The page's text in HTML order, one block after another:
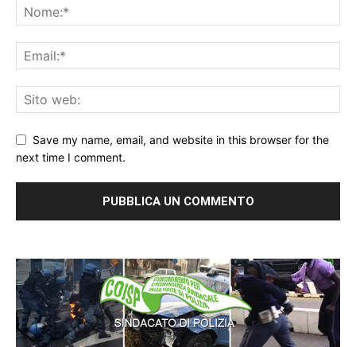
Save my name, email, and website in this browser for the
next time I comment.